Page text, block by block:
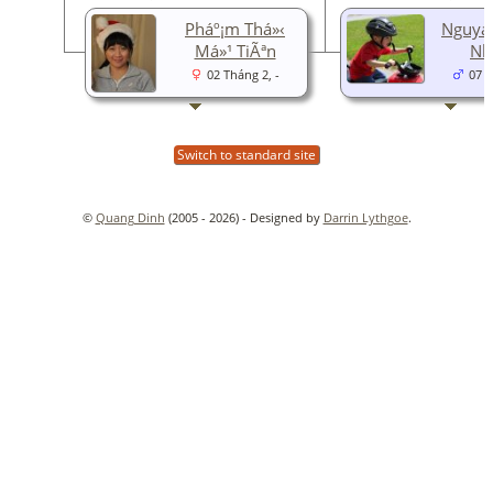
07
Pháº¡m Thá»‹
Má»¹ TiÃªn
02 Tháng 2, -
Switch to standard site
© Quang Dinh (2005 - 2026) - Designed by Darrin Lythgoe.